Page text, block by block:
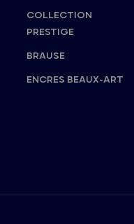
COLLECTION
PRESTIGE
BRAUSE
ENCRES BEAUX-ART